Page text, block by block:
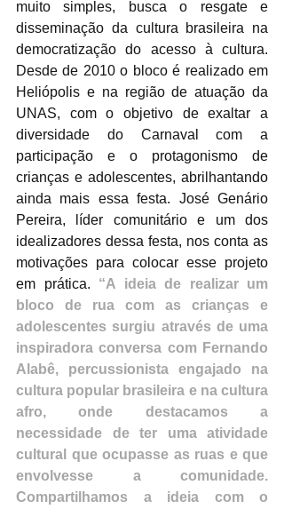
muito simples, busca o resgate e
disseminação da cultura brasileira na
democratização do acesso à cultura.
Desde de 2010 o bloco é realizado em
Heliópolis e na região de atuação da
UNAS, com o objetivo de exaltar a
diversidade do Carnaval com a
participação e o protagonismo de
crianças e adolescentes, abrilhantando
ainda mais essa festa. José Genário
Pereira, líder comunitário e um dos
idealizadores dessa festa, nos conta as
motivações para colocar esse projeto
em prática. “A ideia de realizar um
bloco de rua com as crianças e
adolescentes surgiu através de uma
inspiradora conversa com Fernando
Alabê, percussionista engajado na
cultura popular brasileira e na cultura
afro, onde destacamos a
necessidade de ter uma atividade
cultural que ocupasse as ruas e que
envolvesse a comunidade.
Compartilhamos a ideia com o